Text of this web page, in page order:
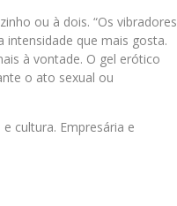
ou à dois. “Os vibradores
intensidade que mais gosta.
à vontade. O gel erótico
o ato sexual ou
cultura. Empresária e